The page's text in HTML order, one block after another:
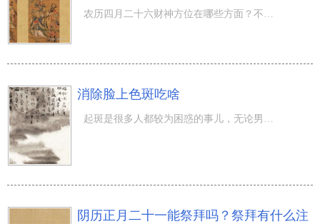
农历四月二十六财神方位在哪些方面？不一样的月拥有 不一样的特性，农历四月意味着着夏季，一片清新的风景
消除脸上色斑吃啥
起斑是很多人都较为困惑的事儿，无论男孩子還是女孩都期待自身脸部整洁无斑，很多人察觉自己起斑了会耗尽一
阴历正月二十一能祭拜吗？祭拜有什么注